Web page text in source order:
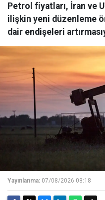
Petrol fiyatları, İran ve
ilişkin yeni düzenleme
dair endişeleri
Yayınlanma: 07/08/2026 08:18